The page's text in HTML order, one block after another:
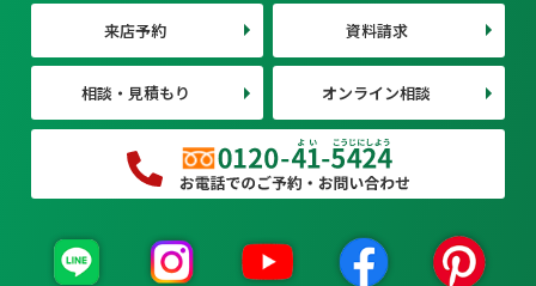
来店予約 資料請求
相談・見積もり オンライン相談